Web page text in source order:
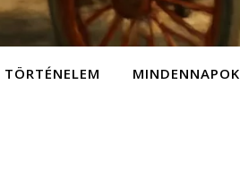
TÖRTÉNELEM MINDENNAPOK